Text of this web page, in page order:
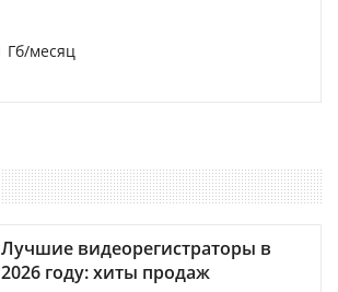
Гб/месяц
Лучшие видеорегистраторы в
2026 году: хиты продаж